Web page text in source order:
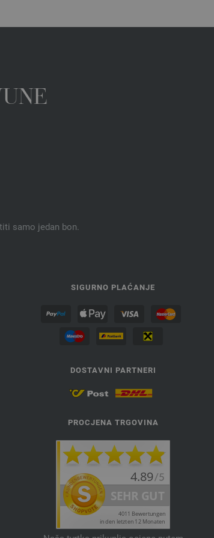
samo jedan bon.
SIGURNO PLAĆANJE
DOSTAVNI PARTNERI
PROCJENA TRGOVINA